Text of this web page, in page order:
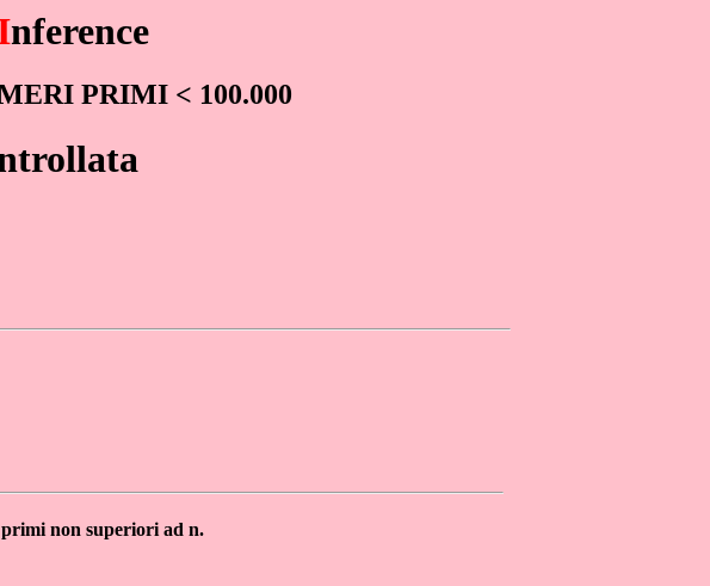
nference
PRIMI < 100.000
non superiori ad n.